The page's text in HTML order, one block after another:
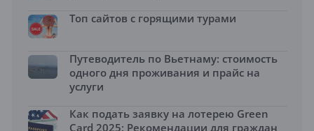
Топ сайтов с горящими турами
Путеводитель по Вьетнаму: стоимость
одного дня проживания и прайс на
услуги
Как подать заявку на лотерею Green
Card 2025: Рекомендации для граждан